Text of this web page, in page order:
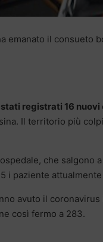
emanato il consueto
registrati 16 nuovi
Il territorio più
che salgono
i paziente
avuto il
così fermo a 283.